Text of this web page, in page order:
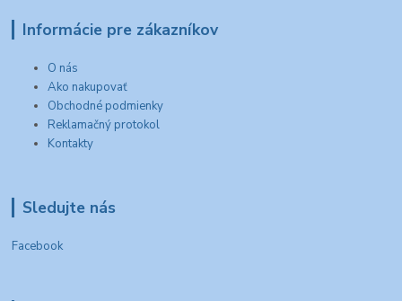
Informácie pre zákazníkov
O nás
Ako nakupovať
Obchodné podmienky
Reklamačný protokol
Kontakty
Sledujte nás
Facebook